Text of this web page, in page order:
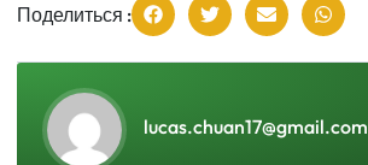
Поделиться :
lucas.chuan17@gmail.com